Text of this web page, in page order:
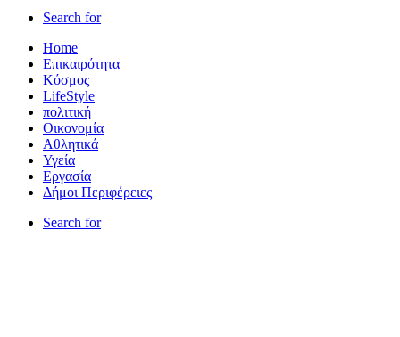
Search for
Home
Επικαιρότητα
Κόσμος
LifeStyle
πολιτική
Οικονομία
Αθλητικά
Υγεία
Εργασία
Δήμοι Περιφέρειες
Search for